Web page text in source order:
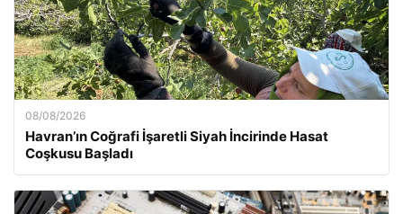
08/08/2026
Havran’ın Coğrafi İşaretli Siyah İncirinde Hasat
Coşkusu Başladı